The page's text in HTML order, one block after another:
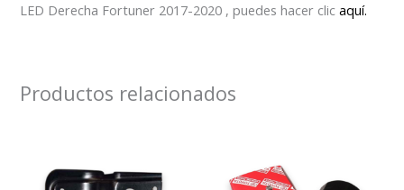
LED Derecha Fortuner 2017-2020 , puedes hacer clicaquí.
Productos relacionados